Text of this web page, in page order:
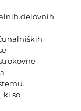
delovnih
ki so